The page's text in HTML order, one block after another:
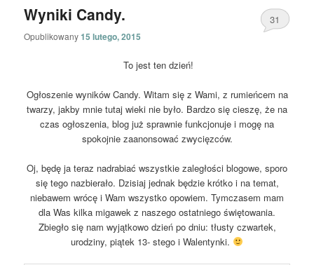
Wyniki Candy.
Opublikowany15 lutego, 2015
31
To jest ten dzień!
Ogłoszenie wyników Candy. Witam się z Wami, z rumieńcem na
twarzy, jakby mnie tutaj wieki nie było. Bardzo się cieszę, że na
czas ogłoszenia, blog już sprawnie funkcjonuje i mogę na
spokojnie zaanonsować zwycięzców.
Oj, będę ja teraz nadrabiać wszystkie zaległości blogowe, sporo
się tego nazbierało. Dzisiaj jednak będzie krótko i na temat,
niebawem wrócę i Wam wszystko opowiem. Tymczasem mam
dla Was kilka migawek z naszego ostatniego świętowania.
Zbiegło się nam wyjątkowo dzień po dniu: tłusty czwartek,
urodziny, piątek 13- stego i Walentynki.